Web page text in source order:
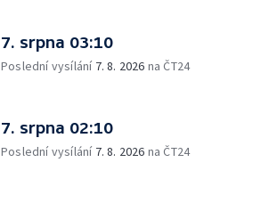
7. srpna 03:10
Poslední vysílání 7. 8. 2026 na ČT24
7. srpna 02:10
Poslední vysílání 7. 8. 2026 na ČT24